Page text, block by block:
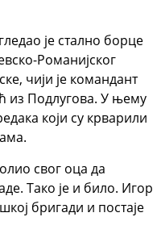
је стално борце
Романијског
чији је командант
из Подлугова. У њему
који су крварили
свог оца да
Тако је и било. Игор
бригади и постаје